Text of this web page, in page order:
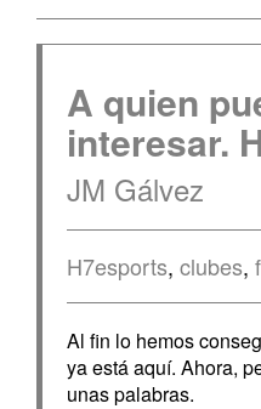
A quien
interesar.
JM Gálvez
H7esports, clubes,
Al fin lo hemos
ya está aquí. Ahora,
unas palabras.